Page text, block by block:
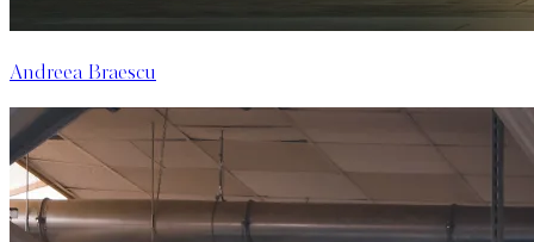
Andreea Braescu